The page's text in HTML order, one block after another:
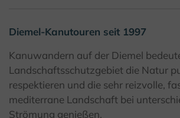
Diemel-Kanutouren seit 1997
Kanuwandern auf der Diemel
Landschaftsschutzgebiet die Natur
respektieren und die sehr reizvolle,
mediterrane Landschaft bei
Strömung genießen.